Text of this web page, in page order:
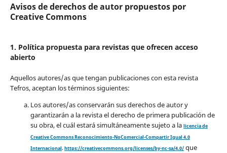
Avisos de derechos de autor propuestos por
Creative Commons
1. Política propuesta para revistas que ofrecen acceso
abierto
Aquellos autores/as que tengan publicaciones con esta revista
Tefros, aceptan los términos siguientes:
Los autores/as conservarán sus derechos de autor y
garantizarán a la revista el derecho de primera publicación de
su obra, el cuál estará simultáneamente sujeto a la licencia de
Creative Commons Reconocimiento-NoComercial-Compartir Igual 4.0
Internacional. https://creativecommons.org/licenses/by-nc-sa/4.0/que